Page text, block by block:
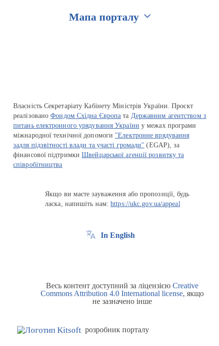
Мапа порталу
Власність Секретаріату Кабінету Міністрів України. Проєкт
реалізованоФондом Східна Європа та Державним агентством з
питань електронного урядування України у межах програми
міжнародної технічної допомоги "Електронне врядування
задля підзвітності влади та участі громади" (EGAP), за
фінансової підтримкиШвейцарської агенції розвитку та
співробітництва
Якщо ви маєте зауваження або пропозиції, будь
ласка, напишіть нам:https://ukc.gov.ua/appeal
In English
Весь контент доступний за ліцензією Creative
Commons Attribution 4.0 International license, якщо
не зазначено інше
розробник порталу